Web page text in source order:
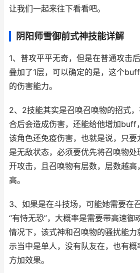
让我们一起来往下看看吧。
阴阳师雪御前式神技能详解
1、普攻平平无奇，但是在普通攻击
叠加了1层，可以确定的是，这个
的伤害能力。
2、2技能其实是召唤召唤物的招式
合后会造成伤害，还能给他增加buff
该角色还免疫伤害，也就是说，只
是无敌状态，必须要优先将召唤物
开攻击，且召唤物有层数，层数越高
高。
3、如果是在斗技场，可能她需要在
“有恃无恐”，大概率是需要带高速御
情况下，该式神和召唤物的骚扰能力
示当中是单人，没有队友在，也有概
方加效果。